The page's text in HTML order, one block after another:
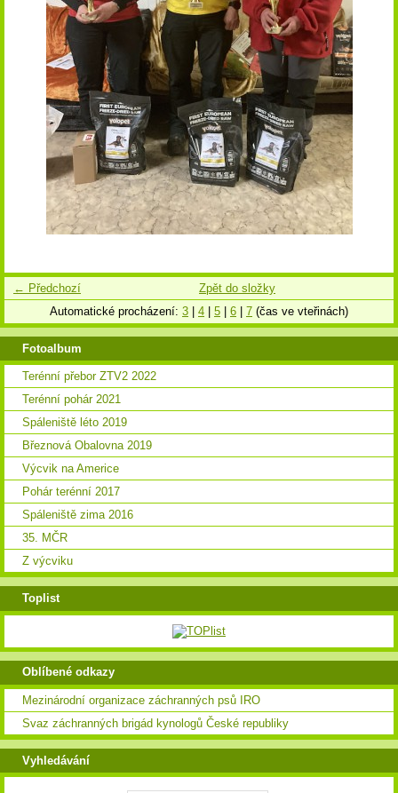
← Předchozí
Zpět do složky
Automatické procházení: 3 4 5 6 7 (čas ve vteřinách)
Fotoalbum
Terénní přebor ZTV2 2022
Terénní pohár 2021
Spáleniště léto 2019
Březnová Obalovna 2019
Výcvik na Americe
Pohár terénní 2017
Spáleniště zima 2016
35. MČR
Z výcviku
Toplist
Oblíbené odkazy
Mezinárodní organizace záchranných psů IRO
Svaz záchranných brigád kynologů České republiky
Vyhledávání